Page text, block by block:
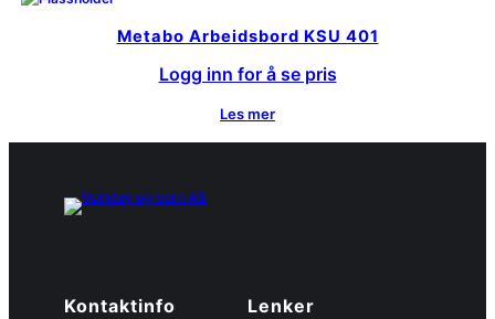
Metabo Arbeidsbord KSU 401
Logg inn for å se pris
Les mer
Kontaktinfo Lenker